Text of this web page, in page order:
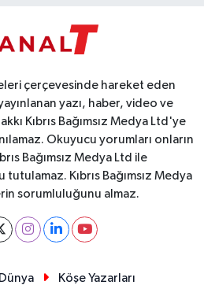
çerçevesinde hareket eden
yazı, haber, video ve
Kıbrıs Bağımsız Medya Ltd'ye
Okuyucu yorumları onların
Bağımsız Medya Ltd ile
Kıbrıs Bağımsız Medya
sorumluluğunu almaz.
Dünya Köşe Yazarları